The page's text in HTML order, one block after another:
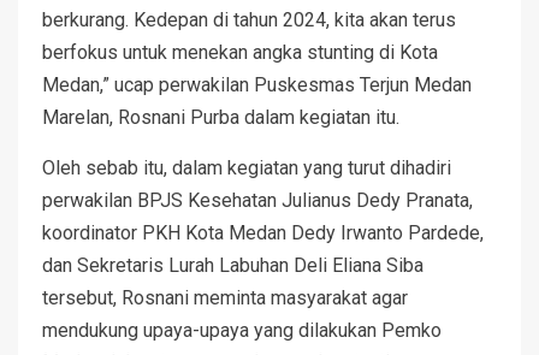
berkurang. Kedepan di tahun 2024, kita akan terus
berfokus untuk menekan angka stunting di Kota
Medan,” ucap perwakilan Puskesmas Terjun Medan
Marelan, Rosnani Purba dalam kegiatan itu.
Oleh sebab itu, dalam kegiatan yang turut dihadiri
perwakilan BPJS Kesehatan Julianus Dedy Pranata,
koordinator PKH Kota Medan Dedy Irwanto Pardede,
dan Sekretaris Lurah Labuhan Deli Eliana Siba
tersebut, Rosnani meminta masyarakat agar
mendukung upaya-upaya yang dilakukan Pemko